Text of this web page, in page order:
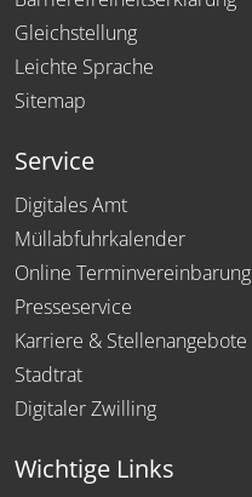
Gleichstellung
Leichte Sprache
Sitemap
Service
Digitales Amt
Müllabfuhrkalender
Online Terminvereinbarung
Presseservice
Karriere & Stellenangebote
Stadtrat
Digitaler Zwilling
Wichtige Links